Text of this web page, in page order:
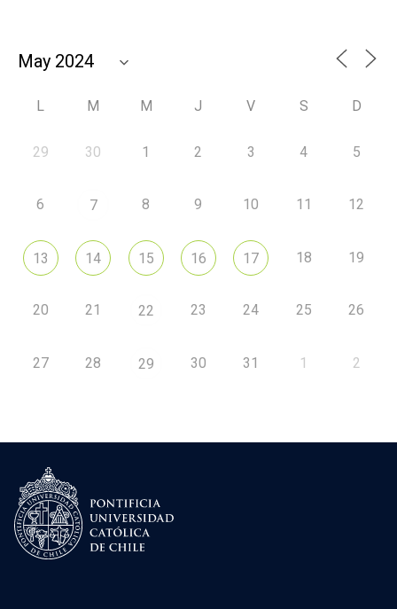
L M M J V S D
29 30 1 2 3 4 5
6 7 8 9 10 11 12
13 14 15 16 17 18 19
20 21 22 23 24 25 26
27 28 29 30 31 1 2